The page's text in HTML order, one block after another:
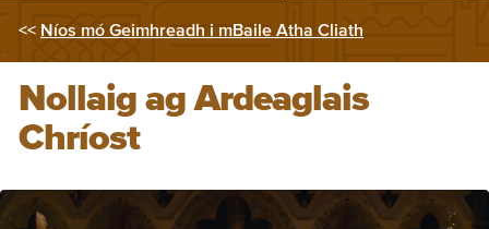
<< Níos mó Geimhreadh i mBaile Atha Cliath
Nollaig ag Ardeaglais
Chríost